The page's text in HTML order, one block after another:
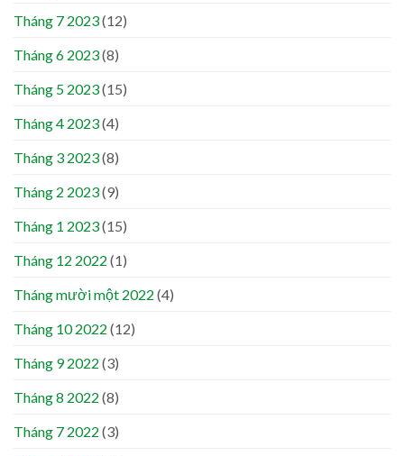
Tháng 7 2023(12)
Tháng 6 2023(8)
Tháng 5 2023(15)
Tháng 4 2023(4)
Tháng 3 2023(8)
Tháng 2 2023(9)
Tháng 1 2023(15)
Tháng 12 2022 (1)
Tháng mười một 2022 (4)
Tháng 10 2022 (12)
Tháng 9 2022 (3)
Tháng 8 2022 (8)
Tháng 7 2022 (3)